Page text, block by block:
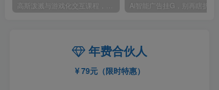
高斯泼溅与游戏化交互课程，将高斯泼溅技术与传统的节点式逻辑深度结合，打造一套“游戏化”的沉浸式场景的交互系统
年费合伙人
79元（限时特惠）